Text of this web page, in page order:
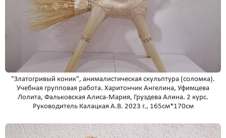
"Златогривый коник", анималистическая скульптура (соломка).
Учебная групповая работа. Харитончик Ангелина, Уфимцева
Лолита, Фальковская Алиса-Мария, Груздева Алина. 2 курс.
Руководитель Калацкая А.В. 2023 г., 165см*170см